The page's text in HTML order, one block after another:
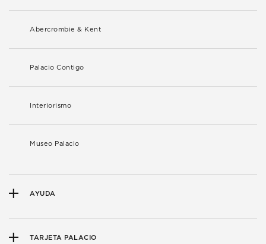
Abercrombie & Kent
Palacio Contigo
Interiorismo
Museo Palacio
AYUDA
TARJETA PALACIO